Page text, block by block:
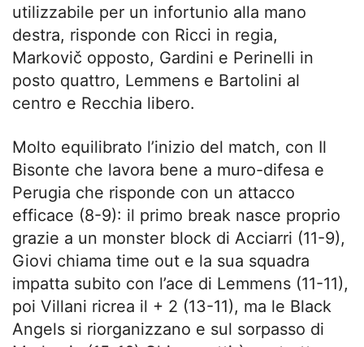
utilizzabile per un infortunio alla mano
destra, risponde con Ricci in regia,
Markovič opposto, Gardini e Perinelli in
posto quattro, Lemmens e Bartolini al
centro e Recchia libero.
Molto equilibrato l’inizio del match, con Il
Bisonte che lavora bene a muro-difesa e
Perugia che risponde con un attacco
efficace (8-9): il primo break nasce proprio
grazie a un monster block di Acciarri (11-9),
Giovi chiama time out e la sua squadra
impatta subito con l’ace di Lemmens (11-11),
poi Villani ricrea il + 2 (13-11), ma le Black
Angels si riorganizzano e sul sorpasso di